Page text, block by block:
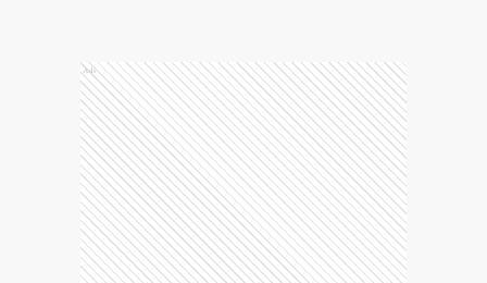
Ads